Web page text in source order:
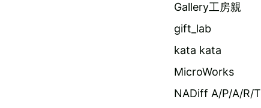
Gallery工房親
gift_lab
kata kata
MicroWorks
NADiff A/P/A/R/T